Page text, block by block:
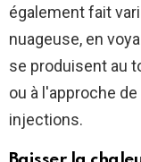
également fait
nuageuse, en
se produisent au
ou à l'approche
injections.